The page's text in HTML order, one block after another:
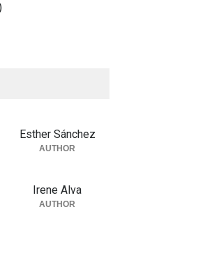
Esther Sánchez
AUTHOR
Irene Alva
AUTHOR